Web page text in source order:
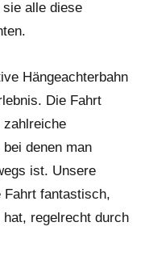
alle diese
Hängeachterbahn
Die Fahrt
zahlreiche
denen man
ist. Unsere
Fahrt fantastisch,
hat, regelrecht durch